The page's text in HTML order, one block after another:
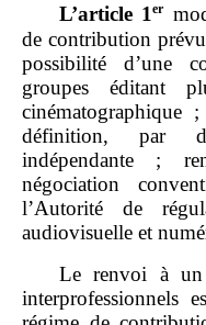
L’article 1er
de contribution
possibilité d’une
groupes éditant
cinématographique
définition, par
indépendante ;
négociation
l’Autorité de
audiovisuelle et
Le renvoi à un